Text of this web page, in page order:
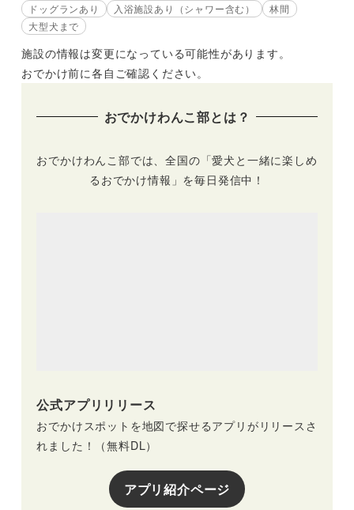
ドッグランあり 入浴施設あり（シャワー含む）
林間
大型犬まで
施設の情報は変更になっている可能性があります。
おでかけ前に各自ご確認ください。
おでかけわんこ部とは？
おでかけわんこ部では、全国の「愛犬と一緒に楽しめ
るおでかけ情報」を毎日発信中！
公式アプリリリース
おでかけスポットを地図で探せるアプリがリリースさ
れました！（無料DL）
アプリ紹介ページ